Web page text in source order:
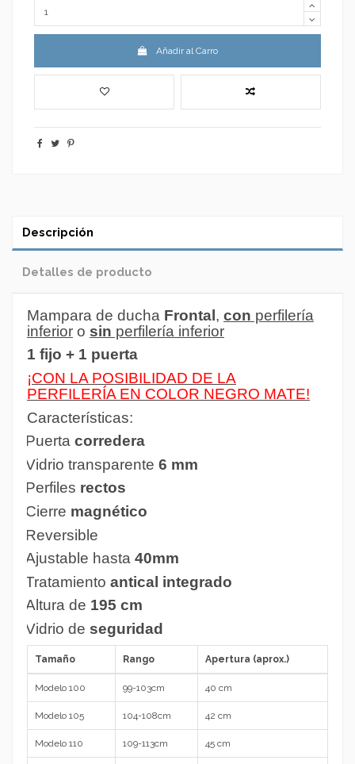
Añadir al Carro
Descripción
Detalles de producto
Mampara de ducha Frontal, con perfilería
inferior o sin perfilería inferior
1 fijo + 1 puerta
¡CON LA POSIBILIDAD DE LA
PERFILERÍA EN COLOR NEGRO MATE!
Características:
Puerta corredera
Vidrio transparente 6 mm
Perfiles rectos
Cierre magnético
Reversible
Ajustable hasta 40mm
Tratamiento antical integrado
Altura de 195 cm
Vidrio de seguridad
Tamaño Rango Apertura (aprox.)
Modelo 100 99-103cm 40 cm
Modelo 105 104-108cm 42 cm
Modelo 110 109-113cm 45 cm